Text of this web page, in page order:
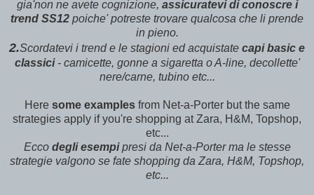
gia'non ne avete cognizione, assicuratevi di conoscre i
trend SS12 poiche' potreste trovare qualcosa che li prende
in pieno.
2.Scordatevi i trend e le stagioni ed acquistate capi basic e
classici- camicette, gonne a sigaretta o A-line, decollette'
nere/carne, tubino etc...
Here some examples from Net-a-Porter but the same
strategies apply if you're shopping at Zara, H&M, Topshop,
etc...
Ecco degli esempipresi da Net-a-Porter ma le stesse
strategie valgono se fate shopping da Zara, H&M, Topshop,
etc...